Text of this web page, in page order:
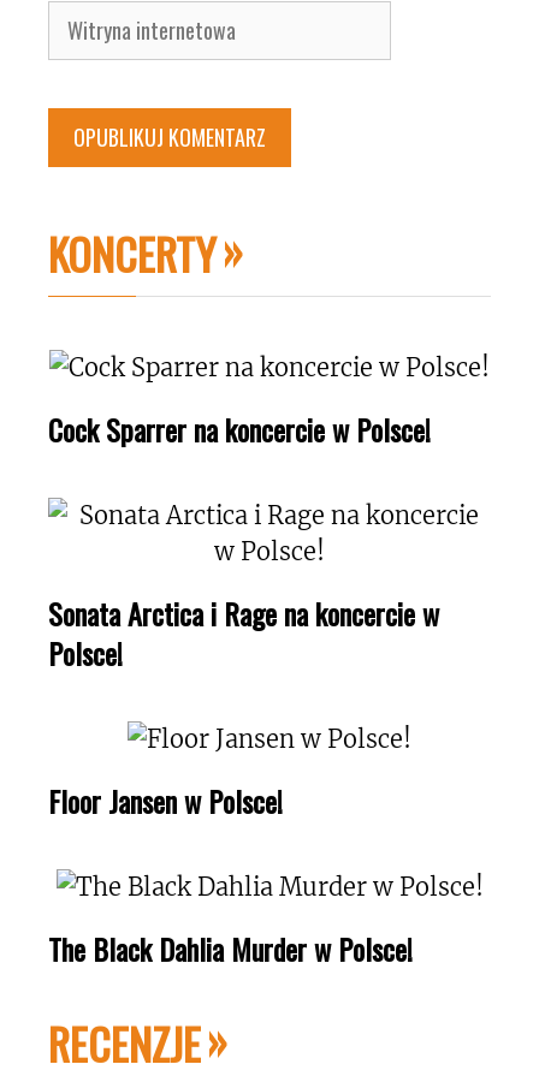
Witryna
internetowa
KONCERTY
Cock Sparrer na koncercie w Polsce!
Sonata Arctica i Rage na koncercie w
Polsce!
Floor Jansen w Polsce!
The Black Dahlia Murder w Polsce!
RECENZJE